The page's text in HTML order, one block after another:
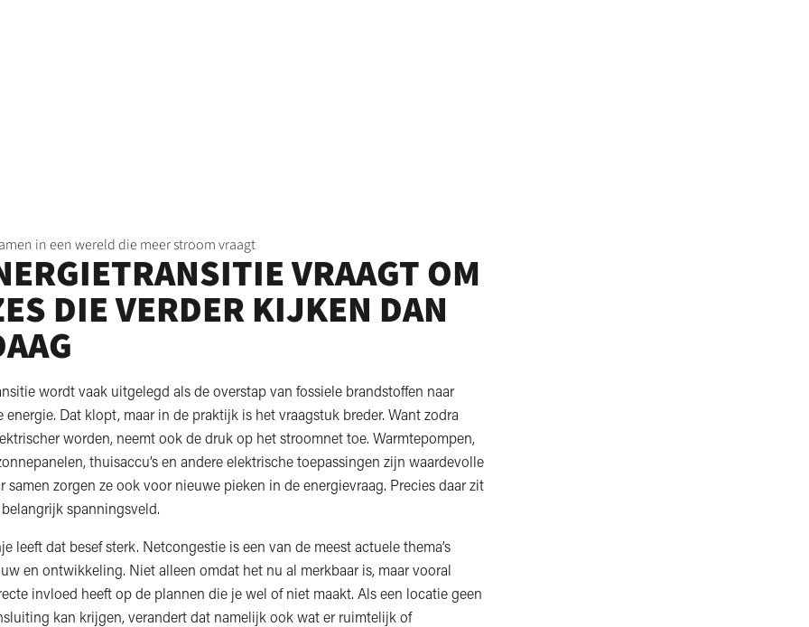
in een wereld die meer stroom vraagt
VRAAGT OM
DIE VERDER KIJKEN DAN
wordt vaak uitgelegd als de overstap van fossiele brandstoffen naar
energie. Dat klopt, maar in de praktijk is het vraagstuk breder. Want zodra
worden, neemt ook de druk op het stroomnet toe. Warmtepompen,
thuisaccu’s en andere elektrische toepassingen zijn waardevolle
samen zorgen ze ook voor nieuwe pieken in de energievraag. Precies daar zit
spanningsveld.
leeft dat besef sterk. Netcongestie is een van de meest actuele thema’s
en ontwikkeling. Niet alleen omdat het nu al merkbaar is, maar vooral
invloed heeft op de plannen die je wel of niet maakt. Als een locatie geen
kan krijgen, verandert dat namelijk ook wat er ruimtelijk of